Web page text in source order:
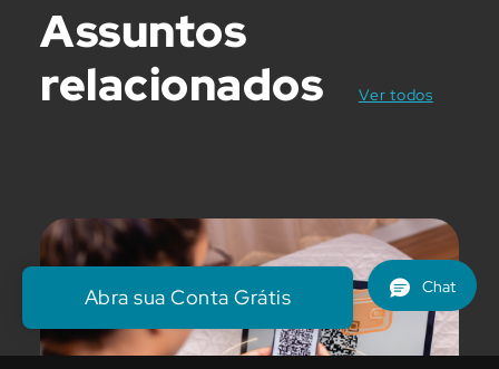
Assuntos
relacionados
Ver todosposts
Abra sua Conta Grátis